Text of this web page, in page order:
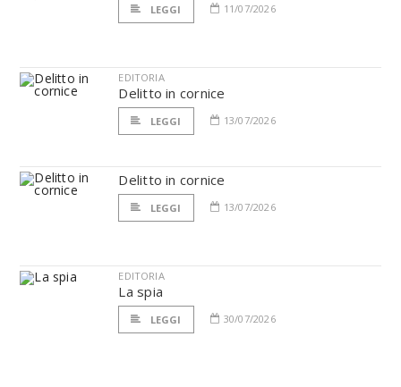
LEGGI 11/07/2026
EDITORIA
Delitto in cornice
LEGGI 13/07/2026
Delitto in cornice
LEGGI 13/07/2026
EDITORIA
La spia
LEGGI 30/07/2026